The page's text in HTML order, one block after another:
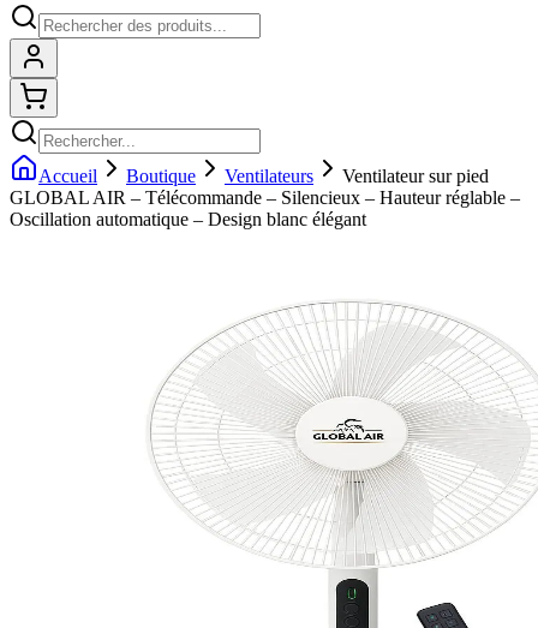
Accueil Boutique Ventilateurs
Ventilateur sur pied
GLOBAL AIR – Télécommande – Silencieux – Hauteur réglable –
Oscillation automatique – Design blanc élégant